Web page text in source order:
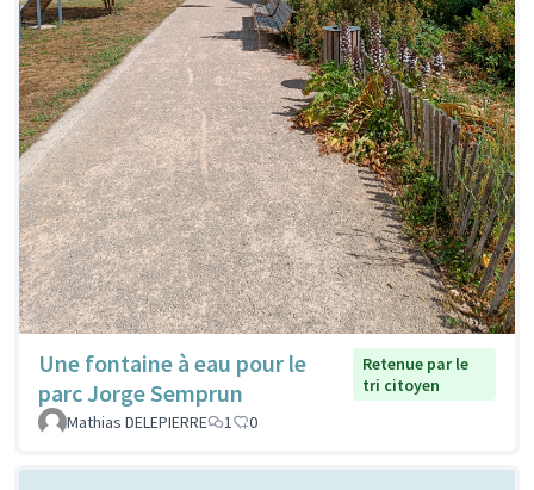
Une fontaine à eau pour le
parc Jorge Semprun
Retenue par le
tri citoyen
Mathias DELEPIERRE
1 0